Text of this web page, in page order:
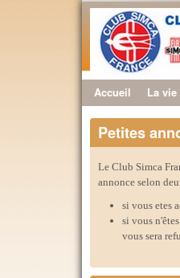
Menu
Accueil La
Petites
Le Club Simca
annonce selon
si vous etes
si vous
vous sera